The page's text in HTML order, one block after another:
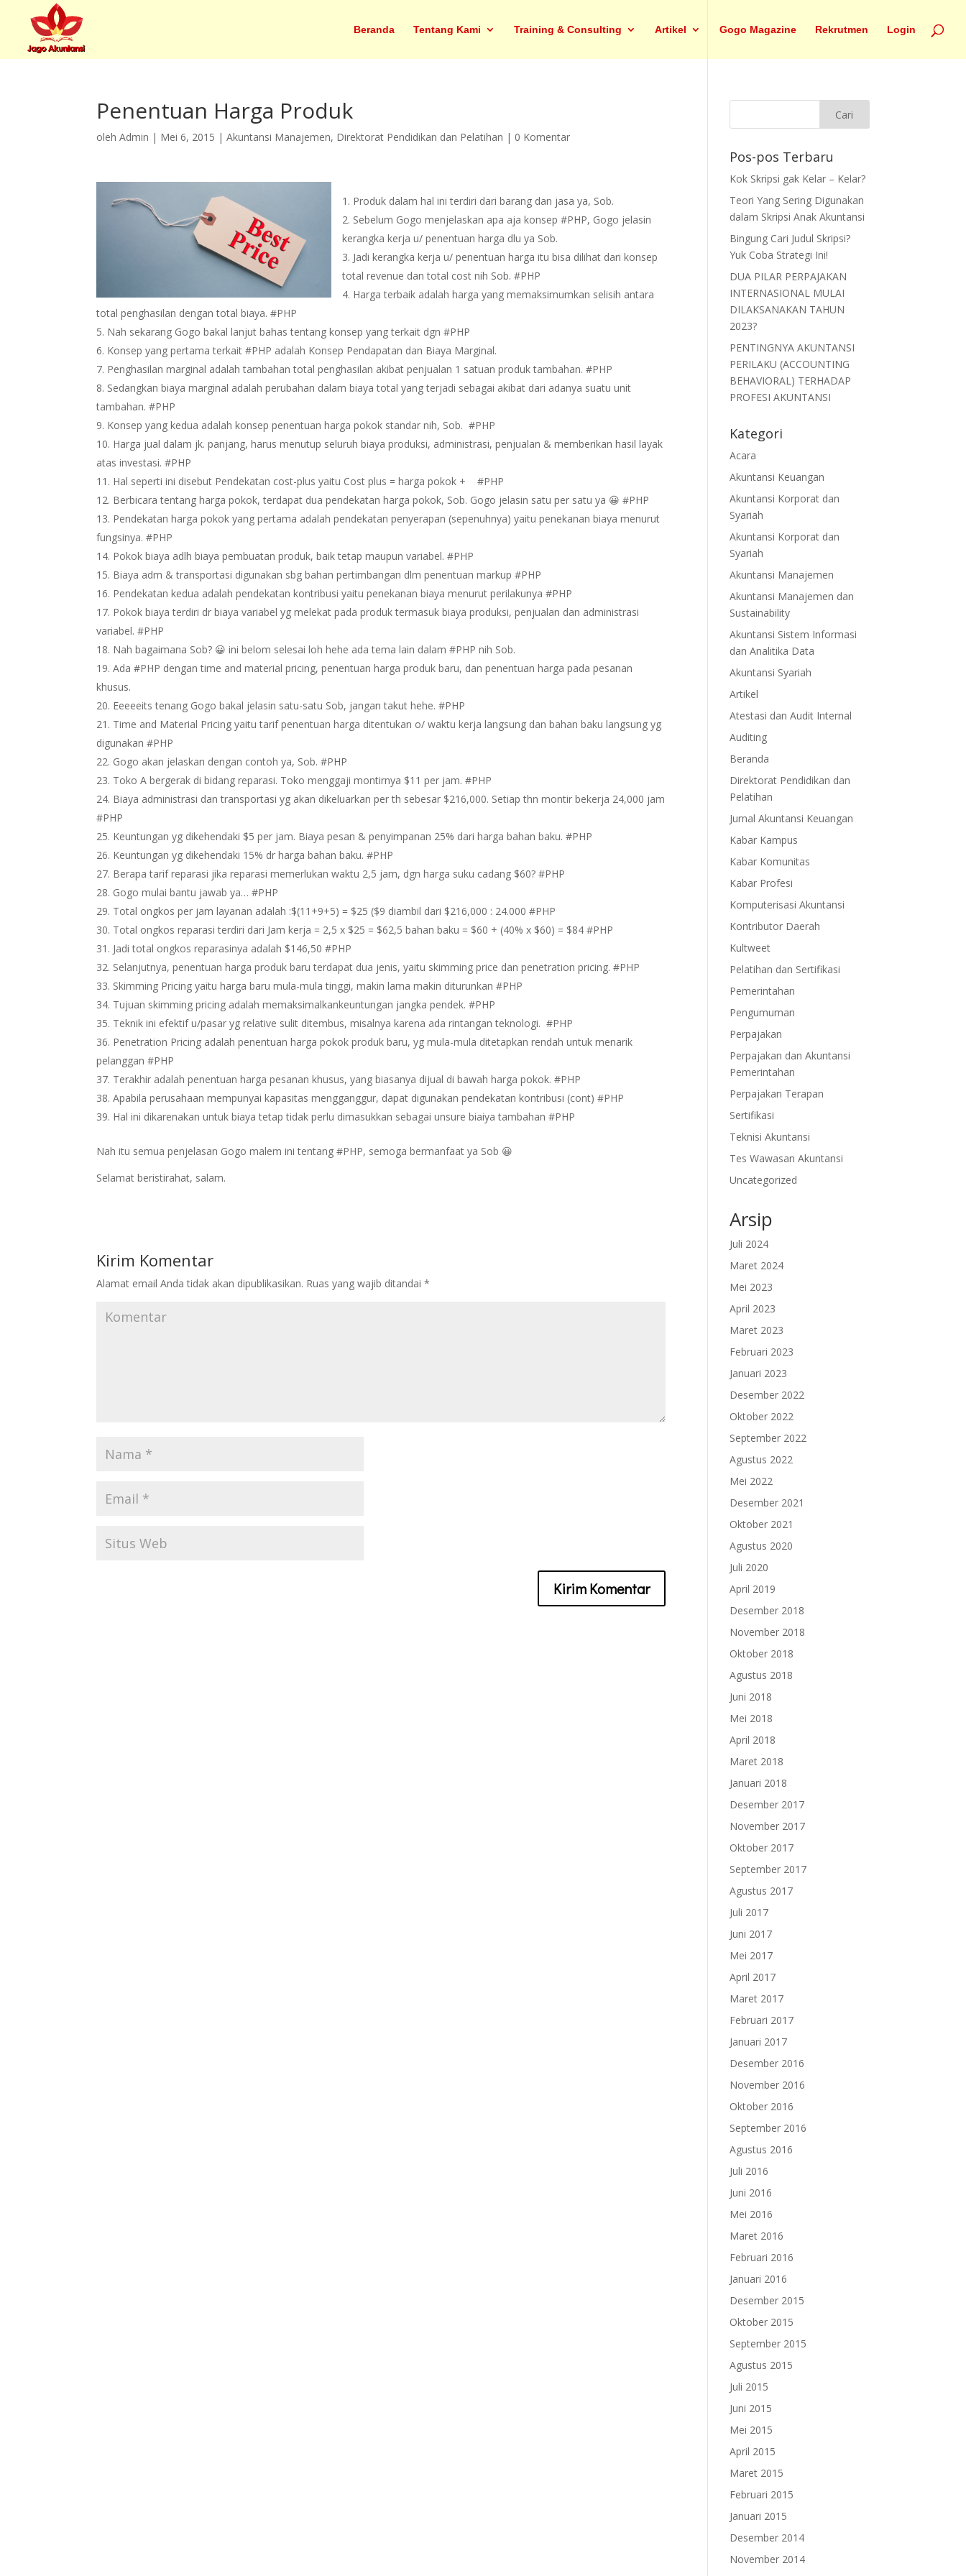
Beranda Tentang Kami Training & Consulting Artikel Gogo Magazine Rekrutmen Login
Penentuan Harga Produk
olehAdmin | Mei 6, 2015 |Akuntansi Manajemen, Direktorat Pendidikan dan Pelatihan | 0 Komentar
Produk dalam hal ini terdiri dari barang dan jasa ya, Sob.
Sebelum Gogo menjelaskan apa aja konsep #PHP, Gogo jelasin
kerangka kerja u/ penentuan harga dlu ya Sob.
Jadi kerangka kerja u/ penentuan harga itu bisa dilihat dari konsep
total revenue dan total cost nih Sob. #PHP
Harga terbaik adalah harga yang memaksimumkan selisih antara
total penghasilan dengan total biaya. #PHP
Nah sekarang Gogo bakal lanjut bahas tentang konsep yang terkait dgn #PHP
Konsep yang pertama terkait #PHP adalah Konsep Pendapatan dan Biaya Marginal.
Penghasilan marginal adalah tambahan total penghasilan akibat penjualan 1 satuan produk tambahan. #PHP
Sedangkan biaya marginal adalah perubahan dalam biaya total yang terjadi sebagai akibat dari adanya suatu unit
tambahan. #PHP
Konsep yang kedua adalah konsep penentuan harga pokok standar nih, Sob. #PHP
Harga jual dalam jk. panjang, harus menutup seluruh biaya produksi, administrasi, penjualan & memberikan hasil layak
atas investasi. #PHP
Hal seperti ini disebut Pendekatan cost-plus yaitu Cost plus = harga pokok + #PHP
Berbicara tentang harga pokok, terdapat dua pendekatan harga pokok, Sob. Gogo jelasin satu per satu ya 😀 #PHP
Pendekatan harga pokok yang pertama adalah pendekatan penyerapan (sepenuhnya) yaitu penekanan biaya menurut
fungsinya. #PHP
Pokok biaya adlh biaya pembuatan produk, baik tetap maupun variabel. #PHP
Biaya adm & transportasi digunakan sbg bahan pertimbangan dlm penentuan markup #PHP
Pendekatan kedua adalah pendekatan kontribusi yaitu penekanan biaya menurut perilakunya #PHP
Pokok biaya terdiri dr biaya variabel yg melekat pada produk termasuk biaya produksi, penjualan dan administrasi
variabel. #PHP
Nah bagaimana Sob? 😀 ini belom selesai loh hehe ada tema lain dalam #PHP nih Sob.
Ada #PHP dengan time and material pricing, penentuan harga produk baru, dan penentuan harga pada pesanan
khusus.
Eeeeeits tenang Gogo bakal jelasin satu-satu Sob, jangan takut hehe. #PHP
Time and Material Pricing yaitu tarif penentuan harga ditentukan o/ waktu kerja langsung dan bahan baku langsung yg
digunakan #PHP
Gogo akan jelaskan dengan contoh ya, Sob. #PHP
Toko A bergerak di bidang reparasi. Toko menggaji montirnya $11 per jam. #PHP
Biaya administrasi dan transportasi yg akan dikeluarkan per th sebesar $216,000. Setiap thn montir bekerja 24,000 jam
#PHP
Keuntungan yg dikehendaki $5 per jam. Biaya pesan & penyimpanan 25% dari harga bahan baku. #PHP
Keuntungan yg dikehendaki 15% dr harga bahan baku. #PHP
Berapa tarif reparasi jika reparasi memerlukan waktu 2,5 jam, dgn harga suku cadang $60? #PHP
Gogo mulai bantu jawab ya… #PHP
Total ongkos per jam layanan adalah :$(11+9+5) = $25 ($9 diambil dari $216,000 : 24.000 #PHP
Total ongkos reparasi terdiri dari Jam kerja = 2,5 x $25 = $62,5 bahan baku = $60 + (40% x $60) = $84 #PHP
Jadi total ongkos reparasinya adalah $146,50 #PHP
Selanjutnya, penentuan harga produk baru terdapat dua jenis, yaitu skimming price dan penetration pricing. #PHP
Skimming Pricing yaitu harga baru mula-mula tinggi, makin lama makin diturunkan #PHP
Tujuan skimming pricing adalah memaksimalkankeuntungan jangka pendek. #PHP
Teknik ini efektif u/pasar yg relative sulit ditembus, misalnya karena ada rintangan teknologi. #PHP
Penetration Pricing adalah penentuan harga pokok produk baru, yg mula-mula ditetapkan rendah untuk menarik
pelanggan #PHP
Terakhir adalah penentuan harga pesanan khusus, yang biasanya dijual di bawah harga pokok. #PHP
Apabila perusahaan mempunyai kapasitas mengganggur, dapat digunakan pendekatan kontribusi (cont) #PHP
Hal ini dikarenakan untuk biaya tetap tidak perlu dimasukkan sebagai unsure biaiya tambahan #PHP
Nah itu semua penjelasan Gogo malem ini tentang #PHP, semoga bermanfaat ya Sob 😀
Selamat beristirahat, salam.
Kirim Komentar
Alamat email Anda tidak akan dipublikasikan. Ruas yang wajib ditandai*
Pos-pos Terbaru
Kok Skripsi gak Kelar – Kelar?
Teori Yang Sering Digunakan
dalam Skripsi Anak Akuntansi
Bingung Cari Judul Skripsi?
Yuk Coba Strategi Ini!
DUA PILAR PERPAJAKAN
INTERNASIONAL MULAI
DILAKSANAKAN TAHUN
2023?
PENTINGNYA AKUNTANSI
PERILAKU (ACCOUNTING
BEHAVIORAL) TERHADAP
PROFESI AKUNTANSI
Kategori
Acara
Akuntansi Keuangan
Akuntansi Korporat dan
Syariah
Akuntansi Korporat dan
Syariah
Akuntansi Manajemen
Akuntansi Manajemen dan
Sustainability
Akuntansi Sistem Informasi
dan Analitika Data
Akuntansi Syariah
Artikel
Atestasi dan Audit Internal
Auditing
Beranda
Direktorat Pendidikan dan
Pelatihan
Jurnal Akuntansi Keuangan
Kabar Kampus
Kabar Komunitas
Kabar Profesi
Komputerisasi Akuntansi
Kontributor Daerah
Kultweet
Pelatihan dan Sertifikasi
Pemerintahan
Pengumuman
Perpajakan
Perpajakan dan Akuntansi
Pemerintahan
Perpajakan Terapan
Sertifikasi
Teknisi Akuntansi
Tes Wawasan Akuntansi
Uncategorized
Arsip
Juli 2024
Maret 2024
Mei 2023
April 2023
Maret 2023
Februari 2023
Januari 2023
Desember 2022
Oktober 2022
September 2022
Agustus 2022
Mei 2022
Desember 2021
Oktober 2021
Agustus 2020
Juli 2020
April 2019
Desember 2018
November 2018
Oktober 2018
Agustus 2018
Juni 2018
Mei 2018
April 2018
Maret 2018
Januari 2018
Desember 2017
November 2017
Oktober 2017
September 2017
Agustus 2017
Juli 2017
Juni 2017
Mei 2017
April 2017
Maret 2017
Februari 2017
Januari 2017
Desember 2016
November 2016
Oktober 2016
September 2016
Agustus 2016
Juli 2016
Juni 2016
Mei 2016
Maret 2016
Februari 2016
Januari 2016
Desember 2015
Oktober 2015
September 2015
Agustus 2015
Juli 2015
Juni 2015
Mei 2015
April 2015
Maret 2015
Februari 2015
Januari 2015
Desember 2014
November 2014